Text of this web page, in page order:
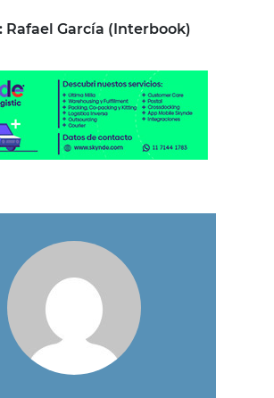
: Rafael García (Interbook)